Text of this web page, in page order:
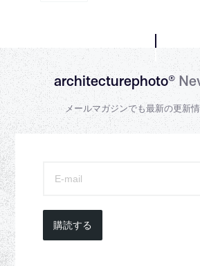
architecturephoto®
メールマガジンでも最新の更新
購読する